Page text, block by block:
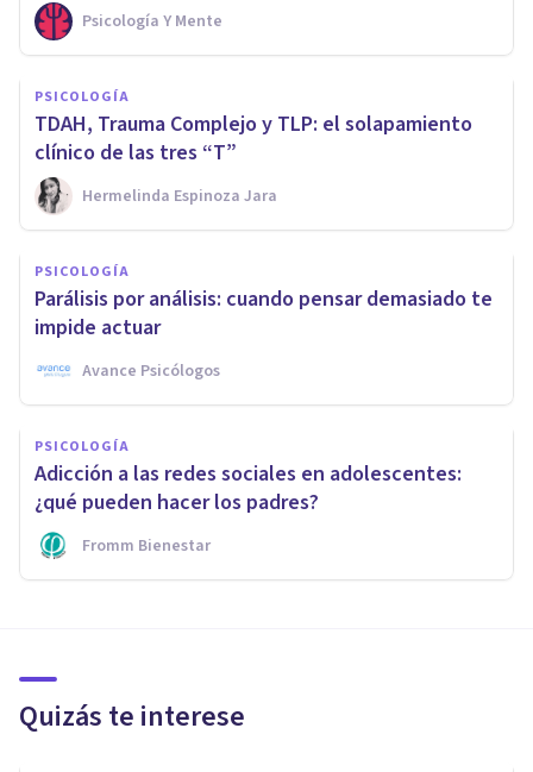
Psicología Y Mente
PSICOLOGÍA
TDAH, Trauma Complejo y TLP: el solapamiento
clínico de las tres “T”
Hermelinda Espinoza Jara
PSICOLOGÍA
Parálisis por análisis: cuando pensar demasiado te
impide actuar
Avance Psicólogos
PSICOLOGÍA
Adicción a las redes sociales en adolescentes:
¿qué pueden hacer los padres?
Fromm Bienestar
Quizás te interese